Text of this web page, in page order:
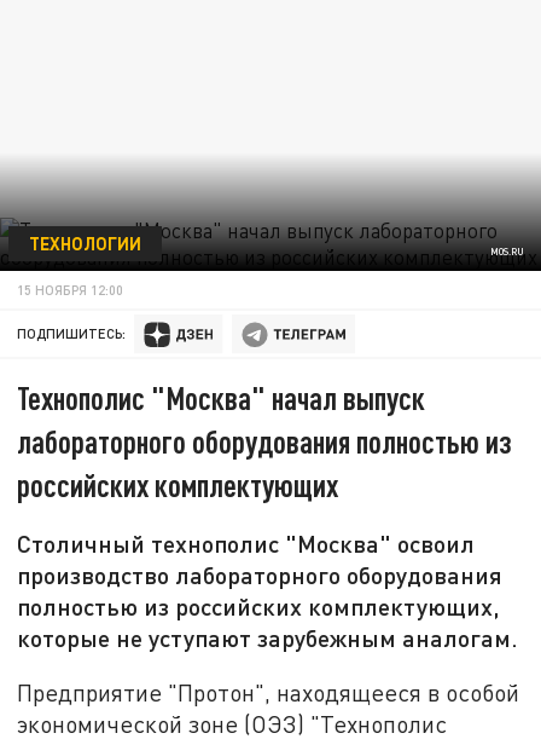
MOS.RU
ТЕХНОЛОГИИ
15 НОЯБРЯ 12:00
ПОДПИШИТЕСЬ:
Технополис "Москва" начал выпуск
лабораторного оборудования полностью из
российских комплектующих
Столичный технополис "Москва" освоил
производство лабораторного оборудования
полностью из российских комплектующих,
которые не уступают зарубежным аналогам.
Предприятие "Протон", находящееся в особой
экономической зоне (ОЭЗ) "Технополис